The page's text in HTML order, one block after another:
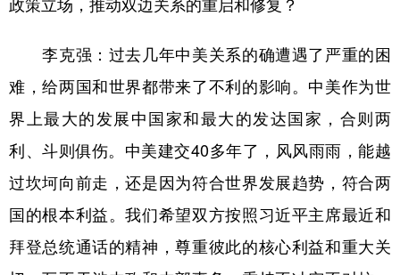
李克强：过去几年中美关系的确遭遇了严重的困
难，给两国和世界都带来了不利的影响。中美作为世
界上最大的发展中国家和最大的发达国家，合则两
利、斗则俱伤。中美建交40多年了，风风雨雨，能越
过坎坷向前走，还是因为符合世界发展趋势，符合两
国的根本利益。我们希望双方按照习近平主席最近和
拜登总统通话的精神，尊重彼此的核心利益和重大关